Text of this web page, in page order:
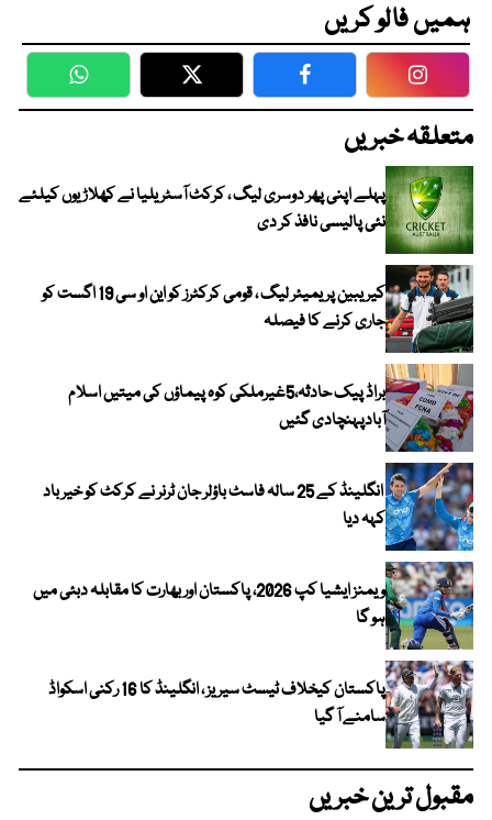
ہمیں فالو کریں
WhatsApp Twitter Facebook
متعلقہ خبریں
پہلے اپنی پھر دوسری لیگ ، کرکٹ آسٹریلیا نے کھلاڑیوں کیلئے
نئی پالیسی نافذ کر دی
کیریبین پریمیئر لیگ ، قومی کرکٹرز کو این او سی 19 اگست کو
جاری کرنے کا فیصلہ
براڈ پیک حادثہ،5غیرملکی کوہ پیماؤں کی میتیں اسلام
آبادپہنچادی گئیں
انگلینڈ کے 25 سالہ فاسٹ باؤلر جان ٹرنر نے کرکٹ کو خیر باد
کہہ دیا
ویمنز ایشیا کپ 2026، پاکستان اور بھارت کا مقابلہ دبئی میں
ہو گا
پاکستان کیخلاف ٹیسٹ سیریز ، انگلینڈ کا 16 رکنی اسکواڈ
سامنے آ گیا
مقبول ترین خبریں